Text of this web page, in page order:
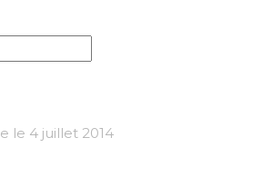
le 4 juillet 2014